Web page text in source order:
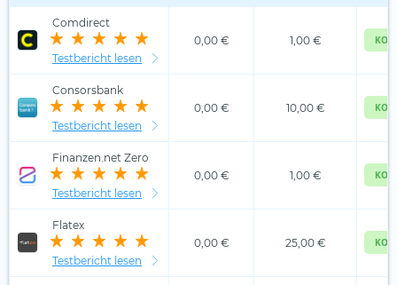
Comdirect
Testbericht lesen
0,00 € 1,00 €
Consorsbank
Testbericht lesen
0,00 € 10,00 €
Finanzen.net Zero
Testbericht lesen
0,00 € 1,00 €
Flatex
Testbericht lesen
0,00 € 25,00 €